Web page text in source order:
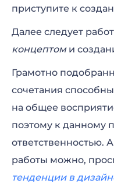
приступите к
Далее следует
концептоми
Грамотно
сочетания
на общее
поэтому к данному
ответственностью.
работы можно,
тенденции в